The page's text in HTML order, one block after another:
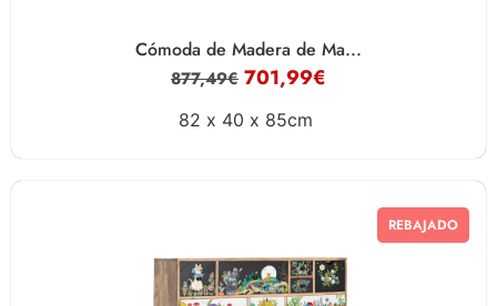
Cómoda de Madera de Ma...
877,49€ 701,99€
82 x 40 x 85cm
REBAJADO